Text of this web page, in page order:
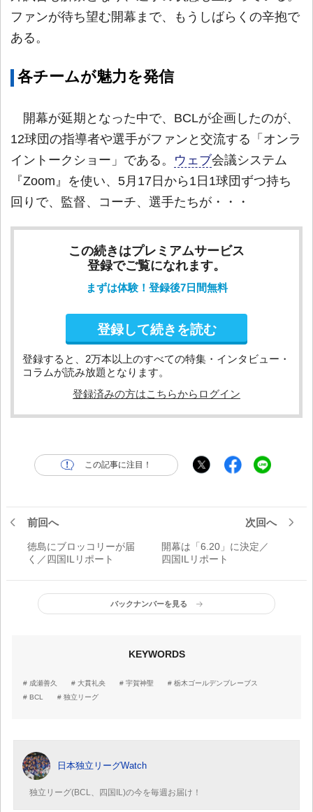
ファンが待ち望む開幕まで、もうしばらくの辛抱で
ある。
各チームが魅力を発信
開幕が延期となった中で、BCLが企画したのが、
12球団の指導者や選手がファンと交流する「オンラ
イントークショー」である。 ウェブ会議システム
『Zoom』を使い、5月17日から1日1球団ずつ持ち
回りで、監督、コーチ、選手たちが・・・
この続きはプレミアムサービス
登録でご覧になれます。
まずは体験！登録後7日間無料
登録して続きを読む
登録すると、2万本以上のすべての特集・インタビュー・
コラムが読み放題となります。
登録済みの方はこちらからログイン
この記事に注目！
前回へ
徳島にブロッコリーが届
く／四国ILリポート
次回へ
開幕は「6.20」に決定／
四国ILリポート
バックナンバーを見る
KEYWORDS
成瀬善久 大貫礼央 宇賀神聖
栃木ゴールデンブレーブス
BCL
独立リーグ
日本独立リーグWatch
独立リーグ(BCL、四国IL)の今を毎週お届け！